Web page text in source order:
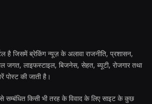
है जिसमें ब्रेकिंग न्यूज़ के अलावा राजनीति, प्रशासन,
जगत, लाइफस्टाइल, बिजनेस, सेहत, ब्यूटी, रोजगार तथा
पोस्ट की जाती है।
किसी भी तरह के विवाद के लिए साइट के कुछ